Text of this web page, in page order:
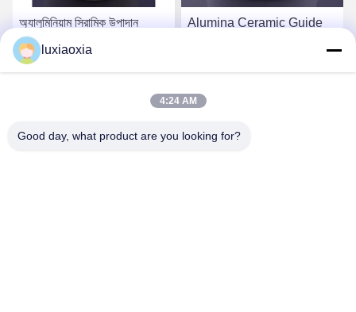
অ্যালুমিনিয়াম সিরামিক উপাদান
Al203 উচ্চ বৈদ্যুতিক বিচ্ছিন্নতা
Alumina Ceramic Guide
luxiaoxia
4:24 AM
Good day, what product are you looking for?